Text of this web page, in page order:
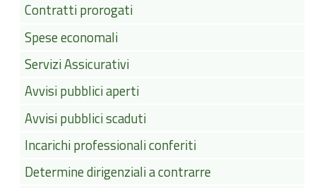
Contratti prorogati
Spese economali
Servizi Assicurativi
Avvisi pubblici aperti
Avvisi pubblici scaduti
Incarichi professionali conferiti
Determine dirigenziali a contrarre